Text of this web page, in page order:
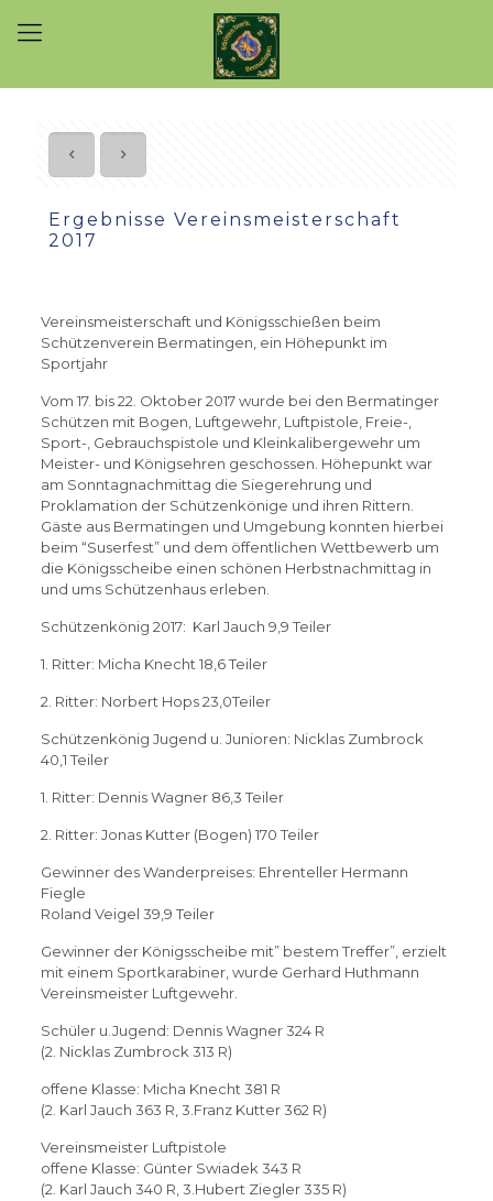
Ergebnisse Vereinsmeisterschaft
2017
Vereinsmeisterschaft und Königsschießen beim
Schützenverein Bermatingen, ein Höhepunkt im
Sportjahr
Vom 17. bis 22. Oktober 2017 wurde bei den Bermatinger
Schützen mit Bogen, Luftgewehr, Luftpistole, Freie-,
Sport-, Gebrauchspistole und Kleinkalibergewehr um
Meister- und Königsehren geschossen. Höhepunkt war
am Sonntagnachmittag die Siegerehrung und
Proklamation der Schützenkönige und ihren Rittern.
Gäste aus Bermatingen und Umgebung konnten hierbei
beim “Suserfest” und dem öffentlichen Wettbewerb um
die Königsscheibe einen schönen Herbstnachmittag in
und ums Schützenhaus erleben.
Schützenkönig 2017: Karl Jauch 9,9 Teiler
1. Ritter: Micha Knecht 18,6 Teiler
2. Ritter: Norbert Hops 23,0Teiler
Schützenkönig Jugend u. Junioren: Nicklas Zumbrock
40,1 Teiler
1. Ritter: Dennis Wagner 86,3 Teiler
2. Ritter: Jonas Kutter (Bogen) 170 Teiler
Gewinner des Wanderpreises: Ehrenteller Hermann
Fiegle
Roland Veigel 39,9 Teiler
Gewinner der Königsscheibe mit” bestem Treffer”, erzielt
mit einem Sportkarabiner, wurde Gerhard Huthmann
Vereinsmeister Luftgewehr.
Schüler u.Jugend: Dennis Wagner 324 R
(2. Nicklas Zumbrock 313 R)
offene Klasse: Micha Knecht 381 R
(2. Karl Jauch 363 R, 3.Franz Kutter 362 R)
Vereinsmeister Luftpistole
offene Klasse: Günter Swiadek 343 R
(2. Karl Jauch 340 R, 3.Hubert Ziegler 335 R)